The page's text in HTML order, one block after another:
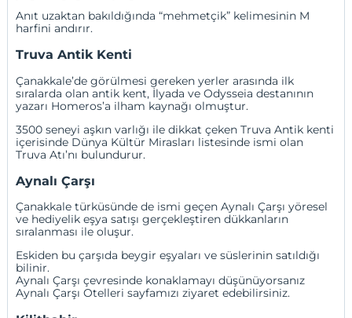
Anıt uzaktan bakıldığında “mehmetçik” kelimesinin M
harfini andırır.
Truva Antik Kenti
Çanakkale’de görülmesi gereken yerler arasında ilk
sıralarda olan antik kent, İlyada ve Odysseia destanının
yazarı Homeros’a ilham kaynağı olmuştur.
3500 seneyi aşkın varlığı ile dikkat çeken Truva Antik kenti
içerisinde Dünya Kültür Mirasları listesinde ismi olan
Truva Atı’nı bulundurur.
Aynalı Çarşı
Çanakkale türküsünde de ismi geçen Aynalı Çarşı yöresel
ve hediyelik eşya satışı gerçekleştiren dükkanların
sıralanması ile oluşur.
Eskiden bu çarşıda beygir eşyaları ve süslerinin satıldığı
bilinir.
Aynalı Çarşı çevresinde konaklamayı düşünüyorsanız
Aynalı Çarşı Otelleri sayfamızı ziyaret edebilirsiniz.